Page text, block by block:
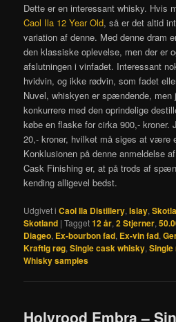
Dette er en interessant whisky. Hvis
Caol Ila 12 Year Old, så er det altid
variation af denne. Med denne dram
den klassiske oplevelse, men der er
afslutningen i vinfadet. Interessant
hvidvin, og ikke rødvin, som fadet
Nuvel, whiskyen er spændende,
konkurrere med den oprindelige
købe en flaske for cirka 900,- kroner.
20,- kroner, hvilket må siges at være
Konklusionen på denne anmeldelse
Cask Finishing er, at på trods af
kending alligevel bedst.
Udgivet i Caol Ila Distillery,Islay,
Skotland |Tagget12 år,2 Stjerner,
Diageo, Ex-bourbon fad, Ex-vin fad,
Kraftig røg,Single cask whisky,Single
Whisky samples
Holyrood Embra –